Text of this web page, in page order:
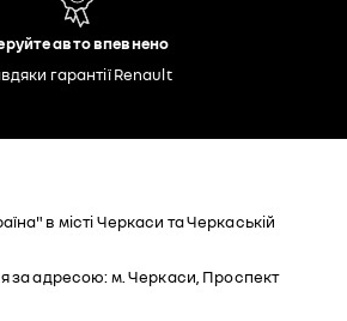
авто впевнено
гарантії Renault
в місті Черкаси та Черкаській
за адресою: м. Черкаси, Проспект